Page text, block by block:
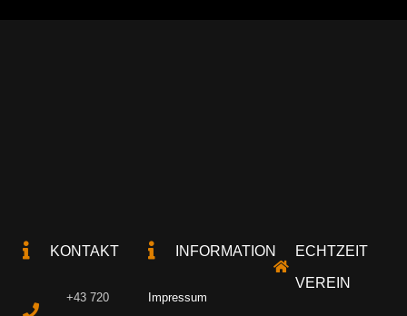
KONTAKT
+43 720
INFORMATION
Impressum
ECHTZEIT
VEREIN